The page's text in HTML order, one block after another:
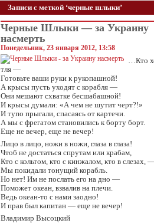
Записи с меткой ‘черные шлыки’
Черные Шлыки — за Украину
насмерть
Понедельник, 23 января 2012, 13:58
…Кто
тля —
Готовьте ваши руки к рукопашной!
А крысы пусть уходят с корабля —
Они мешают схватке бесшабашной!
И крысы думали: «А чем не шутит черт?!»
И тупо прыгали, спасаясь от картечи.
А мы с фрегатом становились к борту борт.
Еще не вечер, еще не вечер!
Лицо в лицо, ножи в ножи, глаза в глаза!
Чтоб не достаться спрутам или крабам,
Кто с кольтом, кто с кинжалом, кто в слезах,
Мы покидали тонущий корабль.
Но нет! Им не послать его на дно —
Поможет океан, взвалив на плечи.
Ведь океан-то с нами заодно!
И прав был капитан — еще не вечер!
Владимир Высоцкий